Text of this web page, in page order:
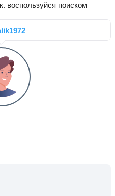
воспользуйся поиском